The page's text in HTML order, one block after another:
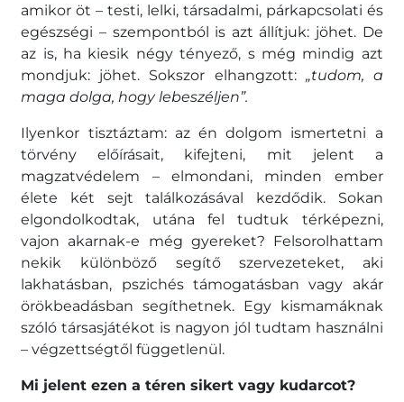
amikor öt – testi, lelki, társadalmi, párkapcsolati és
egészségi – szempontból is azt állítjuk: jöhet. De
az is, ha kiesik négy tényező, s még mindig azt
mondjuk: jöhet. Sokszor elhangzott: „tudom, a
maga dolga, hogy lebeszéljen”.
Ilyenkor tisztáztam: az én dolgom ismertetni a
törvény előírásait, kifejteni, mit jelent a
magzatvédelem – elmondani, minden ember
élete két sejt találkozásával kezdődik. Sokan
elgondolkodtak, utána fel tudtuk térképezni,
vajon akarnak-e még gyereket? Felsorolhattam
nekik különböző segítő szervezeteket, aki
lakhatásban, pszichés támogatásban vagy akár
örökbeadásban segíthetnek. Egy kismamáknak
szóló társasjátékot is nagyon jól tudtam használni
– végzettségtől függetlenül.
Mi jelent ezen a téren sikert vagy kudarcot?